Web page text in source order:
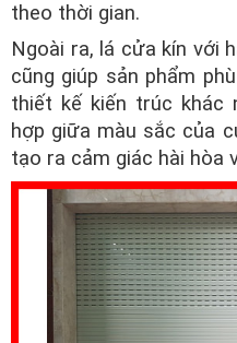
theo thời gian.
Ngoài ra, lá cửa kín với
cũng giúp sản phẩm
thiết kế kiến trúc khác
hợp giữa màu sắc của
tạo ra cảm giác hài hòa